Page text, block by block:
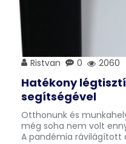
Ristvan 0 2060
Hatékony
segítségével
Otthonunk és
még soha nem volt
A pandémia rávilágított